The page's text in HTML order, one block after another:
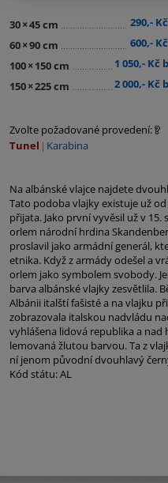
30×45 cm 290,-
60×90 cm 600,-
100× 150 cm 1 050,- Kč
150×225 cm 2 000,- Kč
Zvolte požadované provedení:
Tunel
Karabina
Na albánské vlajce najdete
Tato podoba vlajky existuje už
přijata. Jako první vyvěsil už v
orlem národní hrdina
proslavil jako armádní generál,
etnika. Když z armády odešel a
orlem jako symbolem svobody.
barva albánské vlajky zesvětlila.
Albánii italští fašisté a na vlajku
zobrazovala italskou nadvládu
vyhlášena lidová republika a
lemovaná žlutou barvou. Ta z
ní jenom původní dvouhlavý
Kód státu: AL